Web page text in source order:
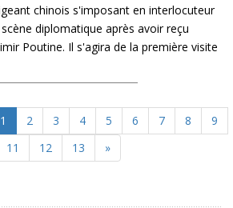
chinois s'imposant en interlocuteur
diplomatique après avoir reçu
Poutine. Il s'agira de la première visite
1 2 3 4 5 6 7 8
9
11 12 13 »